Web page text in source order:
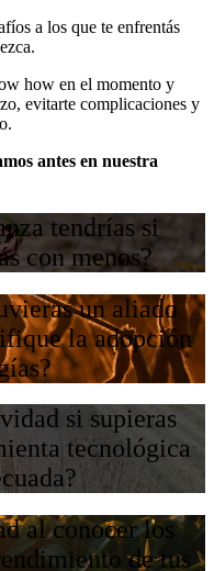
a los que te enfrentás
how en el momento y
evitarte complicaciones y
antes en nuestra
tendrías si
con menos?
un aliado
la adopción
si supieras
tecnológica
al conocer los
de tus